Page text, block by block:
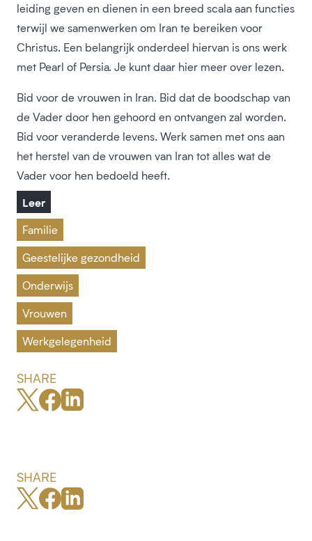
leiding geven en dienen in een breed scala aan functies
terwijl we samenwerken om Iran te bereiken voor
Christus. Een belangrijk onderdeel hiervan is ons werk
met Pearl of Persia. Je kunt daar hier meer over lezen.
Bid voor de vrouwen in Iran. Bid dat de boodschap van
de Vader door hen gehoord en ontvangen zal worden.
Bid voor veranderde levens. Werk samen met ons aan
het herstel van de vrouwen van Iran tot alles wat de
Vader voor hen bedoeld heeft.
Leer
Familie
Geestelijke gezondheid
Onderwijs
Vrouwen
Werkgelegenheid
SHARE
SHARE